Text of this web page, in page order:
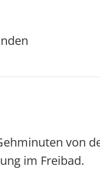
im Freibad.